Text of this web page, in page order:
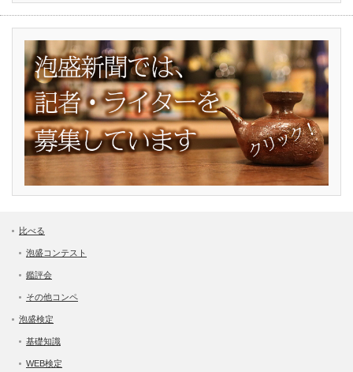
比べる
泡盛コンテスト
鑑評会
その他コンペ
泡盛検定
基礎知識
WEB検定